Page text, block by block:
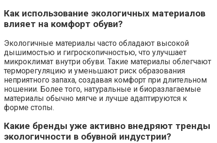
Как использование экологичных материалов
влияет на комфорт обуви?
Экологичные материалы часто обладают высокой
дышимостью и гигроскопичностью, что улучшает
микроклимат внутри обуви. Такие материалы облегчают
терморегуляцию и уменьшают риск образования
неприятного запаха, создавая комфорт при длительном
ношении. Более того, натуральные и биоразлагаемые
материалы обычно мягче и лучше адаптируются к
форме стопы.
Какие бренды уже активно внедряют тренды
экологичности в обувной индустрии?